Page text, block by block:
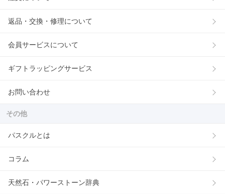
返品・交換・修理について
会員サービスについて
ギフトラッピングサービス
お問い合わせ
その他
パスクルとは
コラム
天然石・パワーストーン辞典